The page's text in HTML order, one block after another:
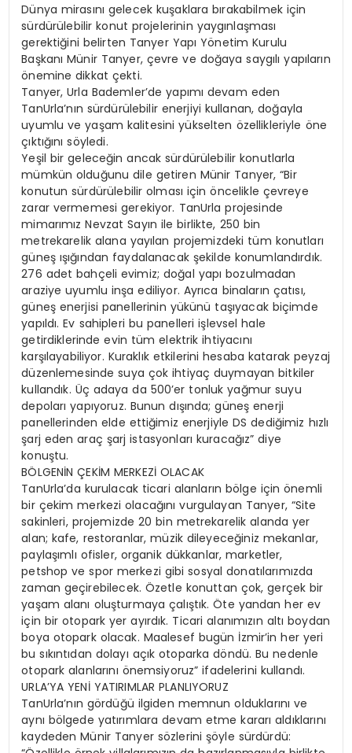
Dünya mirasını gelecek kuşaklara bırakabilmek için
sürdürülebilir konut projelerinin yaygınlaşması
gerektiğini belirten Tanyer Yapı Yönetim Kurulu
Başkanı Münir Tanyer, çevre ve doğaya saygılı yapıların
önemine dikkat çekti.
Tanyer, Urla Bademler’de yapımı devam eden
TanUrla’nın sürdürülebilir enerjiyi kullanan, doğayla
uyumlu ve yaşam kalitesini yükselten özellikleriyle öne
çıktığını söyledi.
Yeşil bir geleceğin ancak sürdürülebilir konutlarla
mümkün olduğunu dile getiren Münir Tanyer, “Bir
konutun sürdürülebilir olması için öncelikle çevreye
zarar vermemesi gerekiyor. TanUrla projesinde
mimarımız Nevzat Sayın ile birlikte, 250 bin
metrekarelik alana yayılan projemizdeki tüm konutları
güneş ışığından faydalanacak şekilde konumlandırdık.
276 adet bahçeli evimiz; doğal yapı bozulmadan
araziye uyumlu inşa ediliyor. Ayrıca binaların çatısı,
güneş enerjisi panellerinin yükünü taşıyacak biçimde
yapıldı. Ev sahipleri bu panelleri işlevsel hale
getirdiklerinde evin tüm elektrik ihtiyacını
karşılayabiliyor. Kuraklık etkilerini hesaba katarak peyzaj
düzenlemesinde suya çok ihtiyaç duymayan bitkiler
kullandık. Üç adaya da 500’er tonluk yağmur suyu
depoları yapıyoruz. Bunun dışında; güneş enerji
panellerinden elde ettiğimiz enerjiyle DS dediğimiz hızlı
şarj eden araç şarj istasyonları kuracağız” diye
konuştu.
BÖLGENİN ÇEKİM MERKEZİ OLACAK
TanUrla’da kurulacak ticari alanların bölge için önemli
bir çekim merkezi olacağını vurgulayan Tanyer, “Site
sakinleri, projemizde 20 bin metrekarelik alanda yer
alan; kafe, restoranlar, müzik dileyeceğiniz mekanlar,
paylaşımlı ofisler, organik dükkanlar, marketler,
petshop ve spor merkezi gibi sosyal donatılarımızda
zaman geçirebilecek. Özetle konuttan çok, gerçek bir
yaşam alanı oluşturmaya çalıştık. Öte yandan her ev
için bir otopark yer ayırdık. Ticari alanımızın altı boydan
boya otopark olacak. Maalesef bugün İzmir’in her yeri
bu sıkıntıdan dolayı açık otoparka döndü. Bu nedenle
otopark alanlarını önemsiyoruz” ifadelerini kullandı.
URLA’YA YENİ YATIRIMLAR PLANLIYORUZ
TanUrla’nın gördüğü ilgiden memnun olduklarını ve
aynı bölgede yatırımlara devam etme kararı aldıklarını
kaydeden Münir Tanyer sözlerini şöyle sürdürdü: